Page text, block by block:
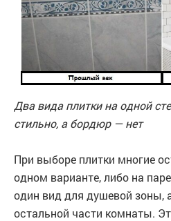
Два вида плитки на одной
стильно, а бордюр — нет
При выборе плитки многие
одном варианте, либо на
один вид для душевой зоны,
остальной части комнаты.